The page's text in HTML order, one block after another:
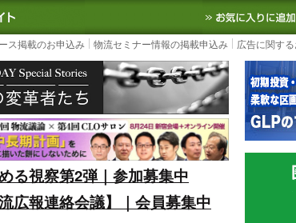
大の物流ニュースサイト3PL, SCMなど国内外の最新の物
ス掲載のお申込み 物流セミナー情報の掲載申込み 広告に関す
る視察第2弾｜参加募集中
広報連絡会議】｜会員募集中